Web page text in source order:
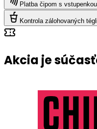
Platba čipom s vstupenkou
Kontrola zálohovaných
Akcia je